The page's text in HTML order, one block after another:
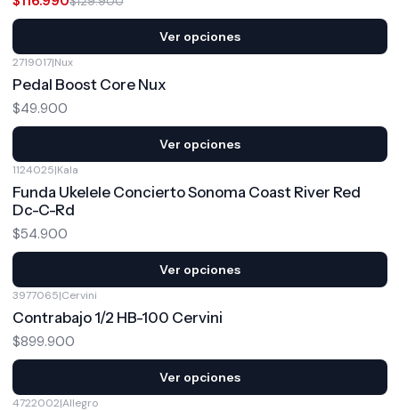
Ver opciones
2719017|Nux
Pedal Boost Core Nux
$49.900
Ver opciones
1124025|Kala
Funda Ukelele Concierto Sonoma Coast River Red
Dc-C-Rd
$54.900
Ver opciones
3977065|Cervini
Contrabajo 1/2 HB-100 Cervini
$899.900
Ver opciones
4722002|Allegro